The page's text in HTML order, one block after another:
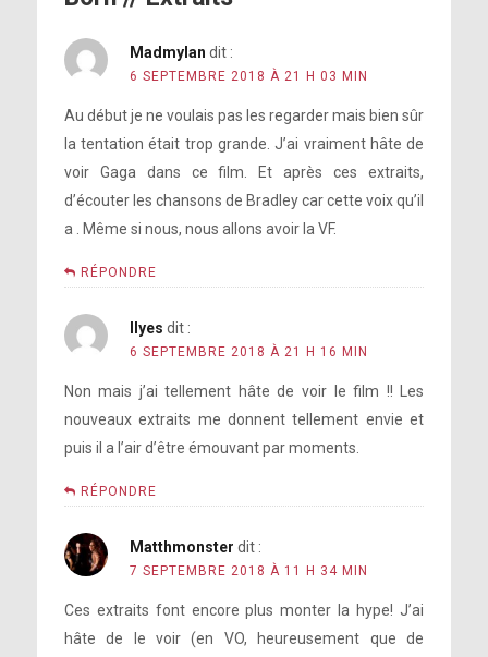
Madmylan dit :
6 SEPTEMBRE 2018 À 21 H 03 MIN
Au début je ne voulais pas les regarder mais bien sûr
la tentation était trop grande. J’ai vraiment hâte de
voir Gaga dans ce film. Et après ces extraits,
d’écouter les chansons de Bradley car cette voix qu’il
a . Même si nous, nous allons avoir la VF.
RÉPONDRE
Ilyes dit :
6 SEPTEMBRE 2018 À 21 H 16 MIN
Non mais j’ai tellement hâte de voir le film !! Les
nouveaux extraits me donnent tellement envie et
puis il a l’air d’être émouvant par moments.
RÉPONDRE
Matthmonster dit :
7 SEPTEMBRE 2018 À 11 H 34 MIN
Ces extraits font encore plus monter la hype! J’ai
hâte de le voir (en VO, heureusement que de